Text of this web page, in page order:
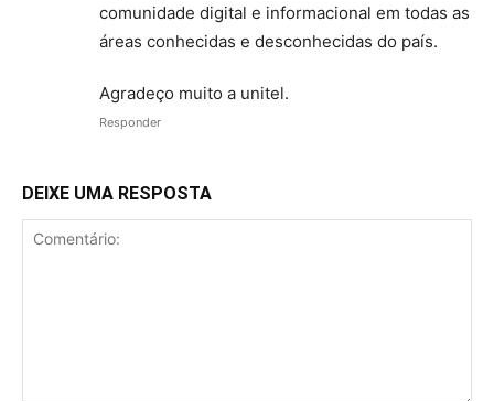
comunidade digital e informacional em todas as
áreas conhecidas e desconhecidas do país.
Agradeço muito a unitel.
Responder
DEIXE UMA RESPOSTA